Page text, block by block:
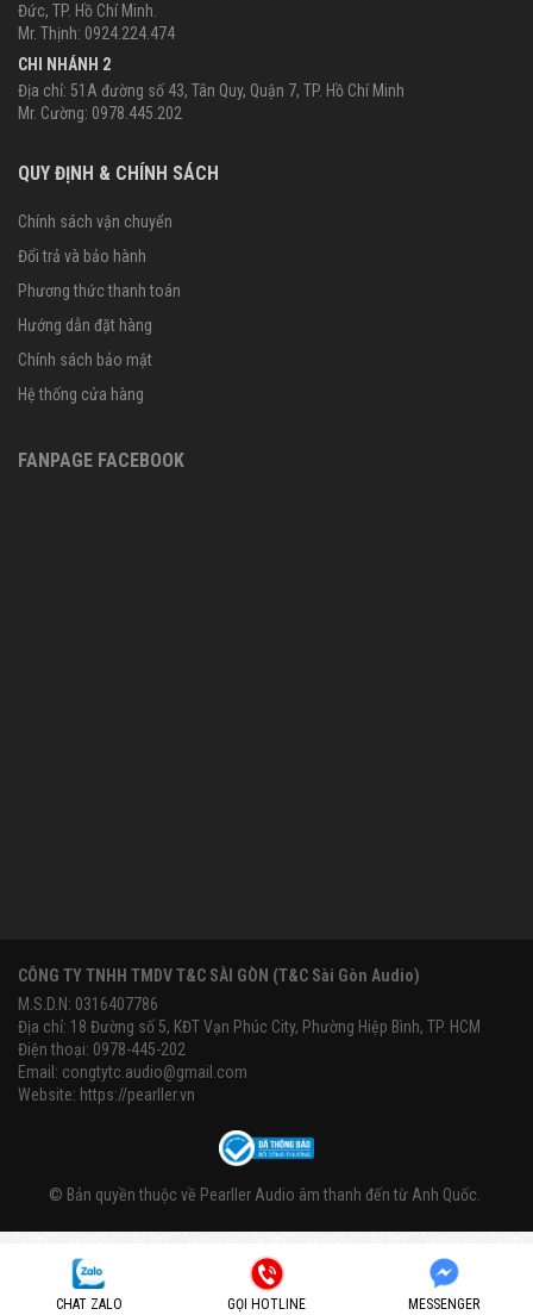
CHAT ZALO GỌI HOTLINE MESSENGER
Đức, TP. Hồ Chí Minh.
Mr. Thịnh: 0924.224.474
CHI NHÁNH 2
Địa chỉ: 51A đường số 43, Tân Quy, Quận 7, TP. Hồ Chí Minh
Mr. Cường: 0978.445.202
QUY ĐỊNH & CHÍNH SÁCH
Chính sách vận chuyển
Đổi trả và bảo hành
Phương thức thanh toán
Hướng dẫn đặt hàng
Chính sách bảo mật
Hệ thống cửa hàng
FANPAGE FACEBOOK
CÔNG TY TNHH TMDV T&C SÀI GÒN (T&C Sài Gòn Audio)
M.S.D.N: 0316407786
Địa chỉ: 18 Đường số 5, KĐT Vạn Phúc City, Phường Hiệp Bình, TP. HCM
Điện thoại: 0978-445-202
Email: congtytc.audio@gmail.com
Website: https://pearller.vn
© Bản quyền thuộc về Pearller Audio âm thanh đến từ Anh Quốc